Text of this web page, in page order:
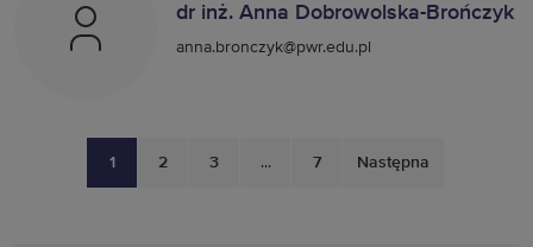
dr inż. Anna Dobrowolska-Brończyk
anna.bronczyk@pwr.edu.pl
1 2 3 ... 7 Następna